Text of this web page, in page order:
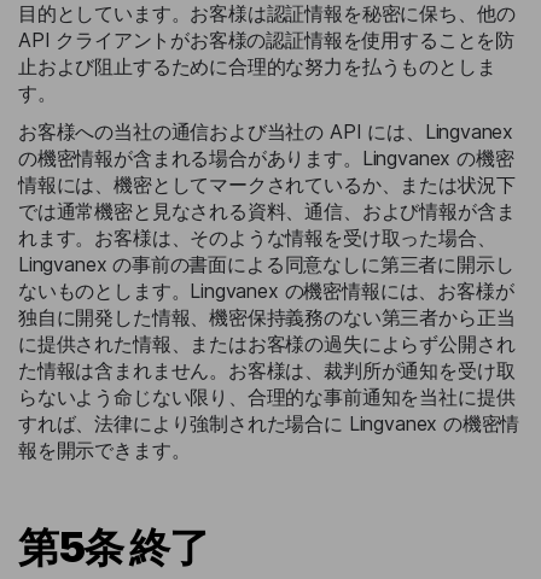
目的としています。お客様は認証情報を秘密に保ち、他の
API クライアントがお客様の認証情報を使用することを防
止および阻止するために合理的な努力を払うものとしま
す。
お客様への当社の通信および当社の API には、Lingvanex
の機密情報が含まれる場合があります。Lingvanex の機密
情報には、機密としてマークされているか、または状況下
では通常機密と見なされる資料、通信、および情報が含ま
れます。お客様は、そのような情報を受け取った場合、
Lingvanex の事前の書面による同意なしに第三者に開示し
ないものとします。Lingvanex の機密情報には、お客様が
独自に開発した情報、機密保持義務のない第三者から正当
に提供された情報、またはお客様の過失によらず公開され
た情報は含まれません。お客様は、裁判所が通知を受け取
らないよう命じない限り、合理的な事前通知を当社に提供
すれば、法律により強制された場合に Lingvanex の機密情
報を開示できます。
第5条 終了